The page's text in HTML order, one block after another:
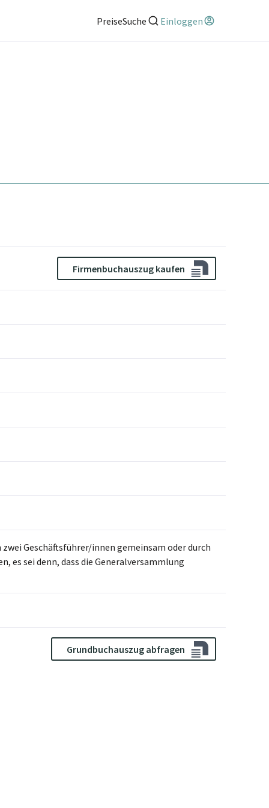
PreiseSuche Einloggen
Firmenbuchauszug kaufen
Geschäftsführer/innen gemeinsam oder durch
sei denn, dass die Generalversammlung
Grundbuchauszug abfragen